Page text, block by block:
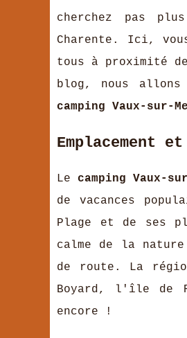
cherchez pas
Charente. Ici,
tous à proximité
blog, nous allons
camping Vaux-sur-
Emplacement
Le camping Vaux-
de vacances
Plage et de ses
calme de la
de route. La
Boyard, l'île de
encore !